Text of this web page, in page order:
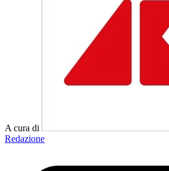
A cura di
Redazione